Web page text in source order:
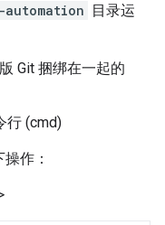
目录运
Git 捆绑在一起的
行 (cmd)
作：